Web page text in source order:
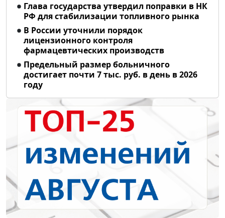
Глава государства утвердил поправки в НК
РФ для стабилизации топливного рынка
В России уточнили порядок
лицензионного контроля
фармацевтических производств
Предельный размер больничного
достигает почти 7 тыс. руб. в день в 2026
году